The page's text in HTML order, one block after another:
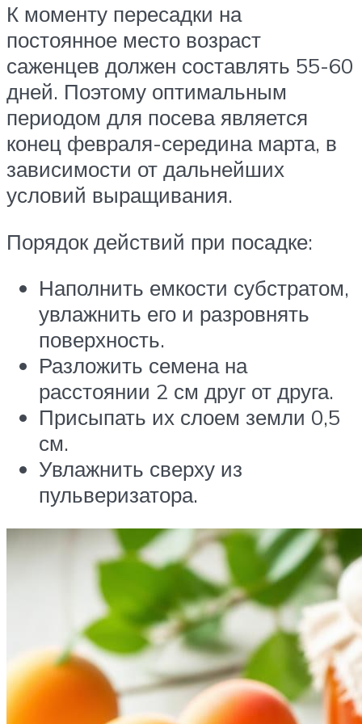
К моменту пересадки на
постоянное место возраст
саженцев должен составлять 55-60
дней. Поэтому оптимальным
периодом для посева является
конец февраля-середина марта, в
зависимости от дальнейших
условий выращивания.
Порядок действий при посадке:
Наполнить емкости субстратом,
увлажнить его и разровнять
поверхность.
Разложить семена на
расстоянии 2 см друг от друга.
Присыпать их слоем земли 0,5
см.
Увлажнить сверху из
пульверизатора.